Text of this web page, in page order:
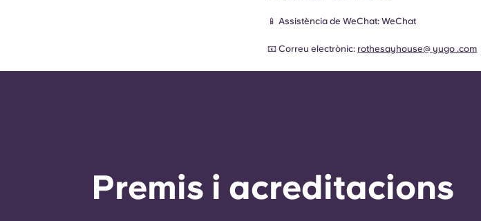
📱Assistència de WeChat: WeChat
📧 Correu electrònic: rothesayhouse@ yugo .com
Premis i acreditacions